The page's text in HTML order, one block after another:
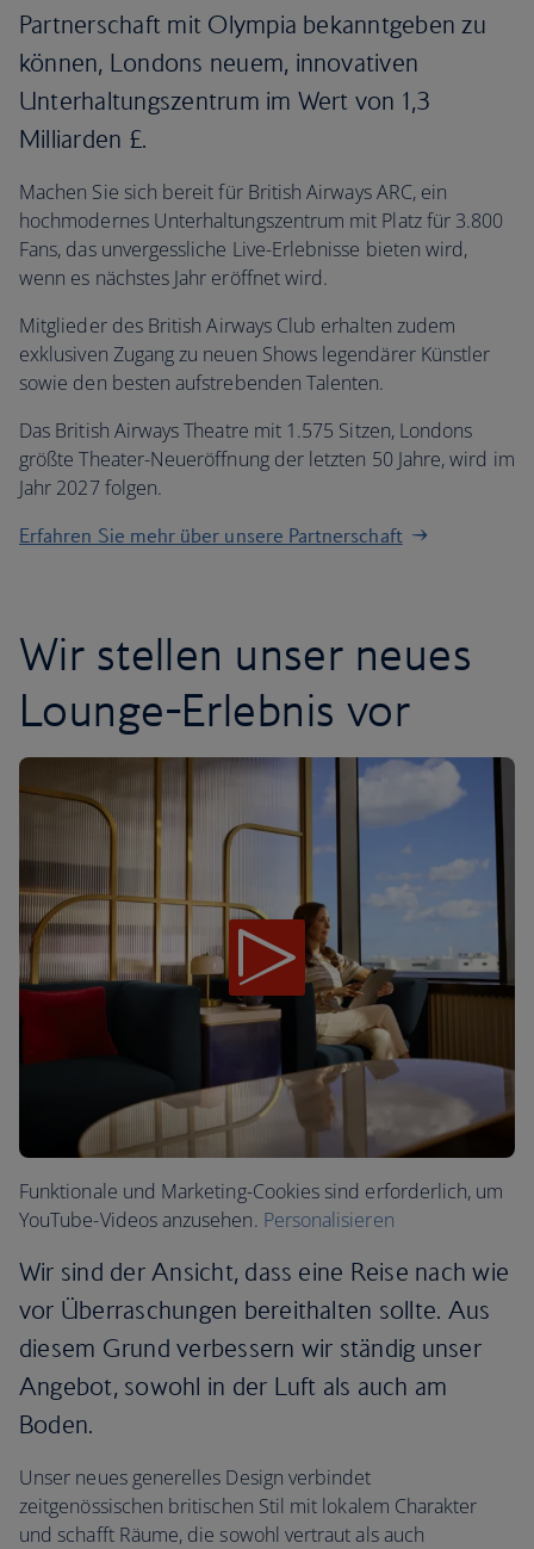
Partnerschaft mit Olympia bekanntgeben zu
können, Londons neuem, innovativen
Unterhaltungszentrum im Wert von 1,3
Milliarden £.
Machen Sie sich bereit für British Airways ARC, ein
hochmodernes Unterhaltungszentrum mit Platz für 3.800
Fans, das unvergessliche Live-Erlebnisse bieten wird,
wenn es nächstes Jahr eröffnet wird.
Mitglieder des British Airways Club erhalten zudem
exklusiven Zugang zu neuen Shows legendärer Künstler
sowie den besten aufstrebenden Talenten.
Das British Airways Theatre mit 1.575 Sitzen, Londons
größte Theater-Neueröffnung der letzten 50 Jahre, wird im
Jahr 2027 folgen.
Erfahren Sie mehr über unsere Partnerschaft
Wir stellen unser neues
Lounge-Erlebnis vor
Funktionale und Marketing-Cookies sind erforderlich, um
YouTube-Videos anzusehen. Personalisieren
Wir sind der Ansicht, dass eine Reise nach wie
vor Überraschungen bereithalten sollte. Aus
diesem Grund verbessern wir ständig unser
Angebot, sowohl in der Luft als auch am
Boden.
Unser neues generelles Design verbindet
zeitgenössischen britischen Stil mit lokalem Charakter
und schafft Räume, die sowohl vertraut als auch